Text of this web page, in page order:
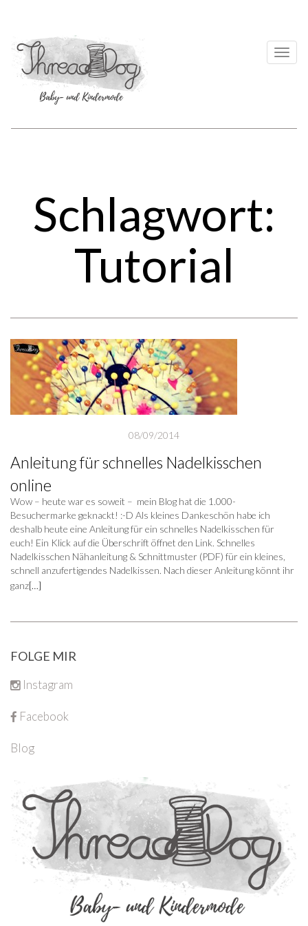
Schlagwort:
Tutorial
08/09/2014
Anleitung für schnelles Nadelkisschen
online
Wow – heute war es soweit – mein Blog hat die 1.000-
Besuchermarke geknackt! :-D Als kleines Dankeschön habe ich
deshalb heute eine Anleitung für ein schnelles Nadelkisschen für
euch! Ein Klick auf die Überschrift öffnet den Link. Schnelles
Nadelkisschen Nähanleitung & Schnittmuster (PDF) für ein kleines,
schnell anzufertigendes Nadelkissen. Nach dieser Anleitung könnt ihr
ganz[…]
FOLGE MIR
Instagram
Facebook
Blog